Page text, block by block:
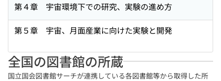
第４章 宇宙環境下での研究、実験の進め方
第５章 宇宙、月面産業に向けた実験と開発
全国の図書館の所蔵
国立国会図書館サーチが連携している各図書館等から取得した所